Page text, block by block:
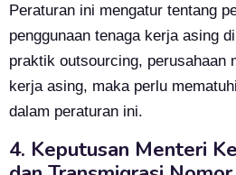
Peraturan ini mengatur tentang
penggunaan tenaga kerja asing
praktik outsourcing, perusahaan
kerja asing, maka perlu
dalam peraturan ini.
4. Keputusan Menteri